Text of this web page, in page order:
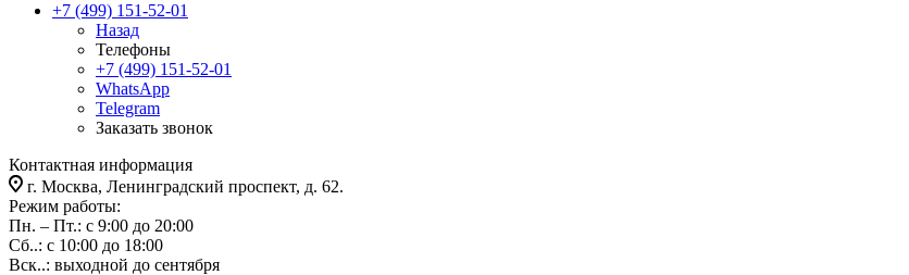
+7 (499) 151-52-01
Назад
Телефоны
+7 (499) 151-52-01
WhatsApp
Telegram
Заказать звонок
Контактная информация
г. Москва, Ленинградский проспект, д. 62.
Режим работы:
Пн. – Пт.: с 9:00 до 20:00
Сб..: с 10:00 до 18:00
Вск..: выходной до сентября